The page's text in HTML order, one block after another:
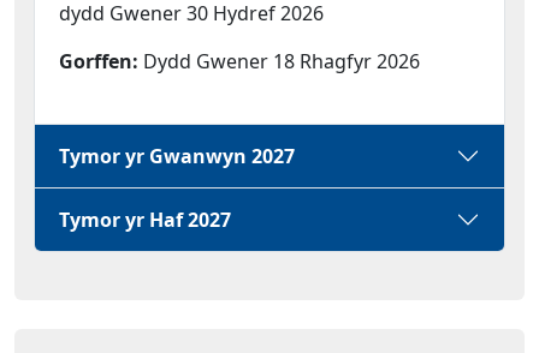
dydd Gwener 30 Hydref 2026
Gorffen: Dydd Gwener 18 Rhagfyr 2026
Tymor yr Gwanwyn 2027
Tymor yr Haf 2027